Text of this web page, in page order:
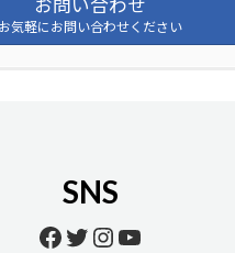
お問い合わせ
お気軽にお問い合わせください
SNS
Facebook
Twitter
Instagram
YouTube